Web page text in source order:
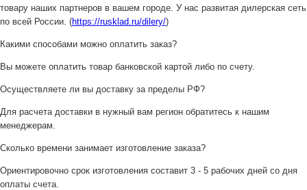
товару наших партнеров в вашем городе. У нас развитая дилерская сеть
по всей России. (https://rusklad.ru/dilery/)
Какими способами можно оплатить заказ?
Вы можете оплатить товар банковской картой либо по счету.
Осуществляете ли вы доставку за пределы РФ?
Для расчета доставки в нужный вам регион обратитесь к нашим
менеджерам.
Сколько времени занимает изготовление заказа?
Ориентировочно срок изготовления составит 3 - 5 рабочих дней со дня
оплаты счета.